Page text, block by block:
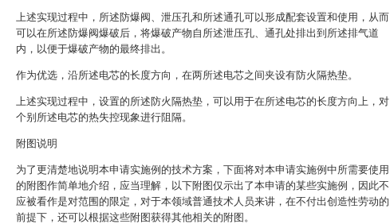
上述实现过程中，所述防爆阀、泄压孔和所述通孔可以形成配套设置和使用，从而
可以在所述防爆阀爆破后，将爆破产物自所述泄压孔、通孔处排出到所述排气道
内，以便于爆破产物的最终排出。
作为优选，沿所述电芯的长度方向，在两所述电芯之间夹设有防火隔热垫。
上述实现过程中，设置的所述防火隔热垫，可以用于在所述电芯的长度方向上，对
个别所述电芯的热失控现象进行阻隔。
附图说明
为了更清楚地说明本申请实施例的技术方案，下面将对本申请实施例中所需要使用
的附图作简单地介绍，应当理解，以下附图仅示出了本申请的某些实施例，因此不
应被看作是对范围的限定，对于本领域普通技术人员来讲，在不付出创造性劳动的
前提下，还可以根据这些附图获得其他相关的附图。